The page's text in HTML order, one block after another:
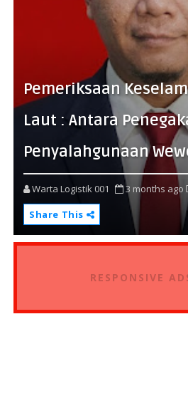
Pemeriksaan
Laut : Antara
Penyalahgunaan
Warta Logistik 001 3 months ago
Share This
RESPONSIVE